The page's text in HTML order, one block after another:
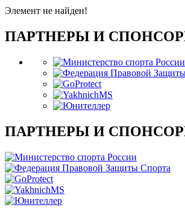
Элемент не найден!
ПАРТНЕРЫ И
ПАРТНЕРЫ И